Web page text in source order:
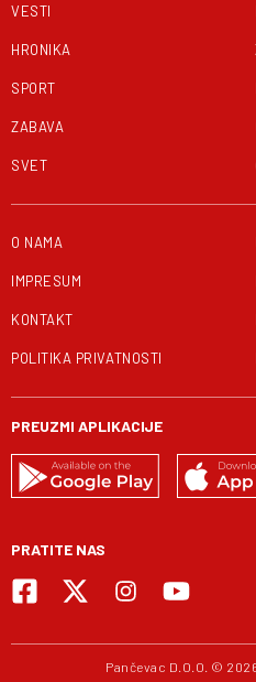
VESTI
HRONIKA
SPORT
ZABAVA
SVET
O NAMA
IMPRESUM
KONTAKT
POLITIKA PRIVATNOSTI
PREUZMI APLIKACIJE
PRATITE NAS
Pančevac D.O.O. ©